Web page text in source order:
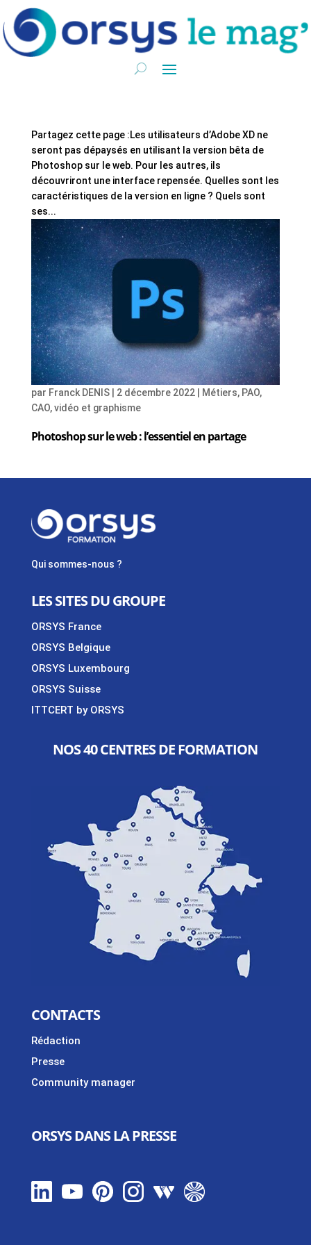
Photoshop sur le web : l’essentiel en partage
par Franck DENIS| 2 décembre 2022| Métiers, PAO,
CAO, vidéo et graphisme
Partagez cette page :Les utilisateurs d’Adobe XD ne
seront pas dépaysés en utilisant la version bêta de
Photoshop sur le web. Pour les autres, ils
découvriront une interface repensée. Quelles sont les
caractéristiques de la version en ligne ? Quels sont
ses...
Qui sommes-nous ?
LES SITES DU GROUPE
ORSYS France
ORSYS Belgique
ORSYS Luxembourg
ORSYS Suisse
ITTCERT by ORSYS
NOS 40 CENTRES DE FORMATION
CONTACTS
Rédaction
Presse
Community manager
ORSYS DANS LA PRESSE